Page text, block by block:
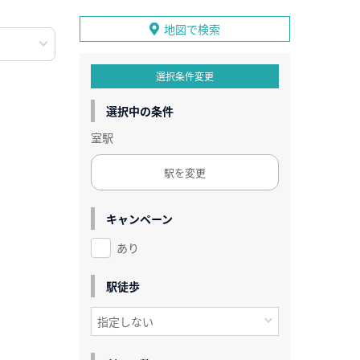
地図で検索
選択条件変更
選択中の条件
室駅
駅を変更
キャンペーン
あり
駅徒歩